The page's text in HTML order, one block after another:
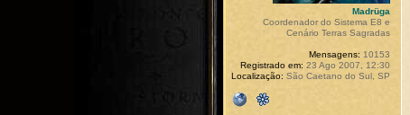
Madrüga
Coordenador do Sistema E8 e
Cenário Terras Sagradas
Mensagens: 10153
Registrado em: 23 Ago 2007, 12:30
Localização: São Caetano do Sul, SP